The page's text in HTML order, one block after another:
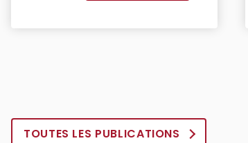
TOUTES LES PUBLICATIONS